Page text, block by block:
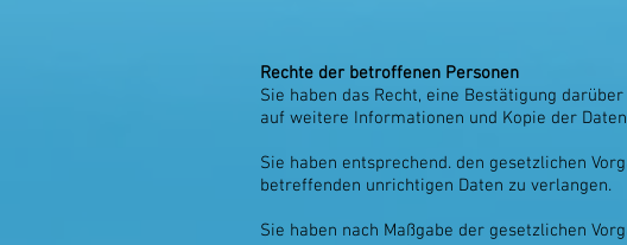
Rechte der betroffenen Personen
Sie haben das Recht, eine Bestätigung
auf weitere Informationen und Kopie der
Sie haben entsprechend. den gesetzlichen
betreffenden unrichtigen Daten zu verlangen.
Sie haben nach Maßgabe der gesetzlichen